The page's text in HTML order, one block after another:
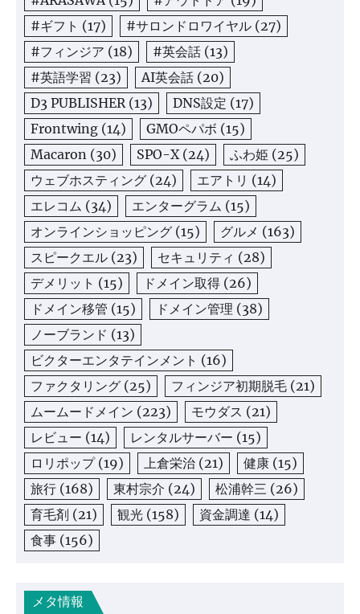
#ギフト (17) #サロンドロワイヤル (27)
#フィンジア (18) #英会話 (13)
#英語学習 (23) AI英会話 (20)
D3 PUBLISHER (13) DNS設定 (17)
Frontwing (14) GMOペパボ (15)
Macaron (30) SPO-X (24) ふわ姫 (25)
ウェブホスティング (24) エアトリ (14)
エレコム (34) エンターグラム (15)
オンラインショッピング (15) グルメ (163)
スピークエル (23) セキュリティ (28)
デメリット (15) ドメイン取得 (26)
ドメイン移管 (15) ドメイン管理 (38)
ノーブランド (13)
ビクターエンタテインメント (16)
ファクタリング (25) フィンジア初期脱毛 (21)
ムームードメイン (223) モウダス (21)
レビュー (14) レンタルサーバー (15)
ロリポップ(19) 上倉栄治 (21) 健康 (15)
旅行 (168) 東村宗介 (24) 松浦幹三 (26)
育毛剤 (21) 観光 (158) 資金調達 (14)
食事 (156)
メタ情報